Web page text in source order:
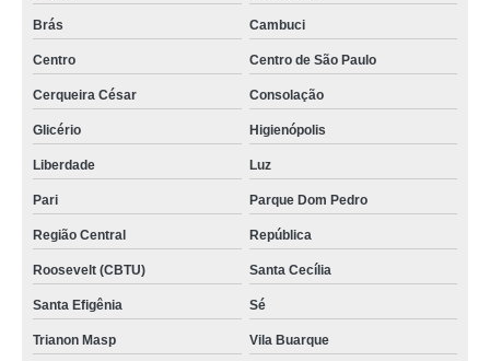
Brás Cambuci
Centro Centro de São Paulo
Cerqueira César Consolação
Glicério Higienópolis
Liberdade Luz
Pari Parque Dom Pedro
Região Central República
Roosevelt (CBTU) Santa Cecília
Santa Efigênia Sé
Trianon Masp
Vila Buarque